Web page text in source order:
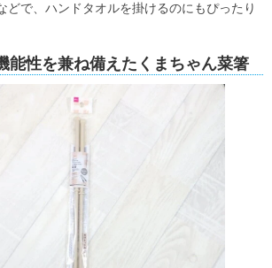
どで、ハンドタオルを掛けるのにもぴったり
能性を兼ね備えたくまちゃん菜箸